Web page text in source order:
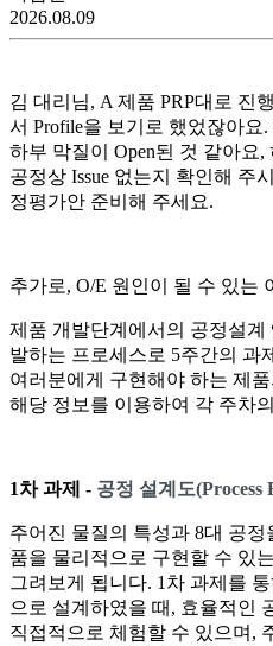
2026.08.09
김 대리님, A 제품 PRP대로 진
서 Profile을 보기로 했었잖아요.
하부 막질이 Open된 것 같아요
공정상 Issue 없는지 확인해 주
정평가안 준비해 주세요.
추가로, O/E 원인이 될 수 있는
제품 개발단계에서의 공정설계
발하는 프로세스로 5주간의 과
여러분에게 구현해야 하는 제
해당 정보를 이용하여 각 주차
1차 과제 - 공정 설계도(Process
주어진 물질의 특성과 8대 공정
품을 물리적으로 구현할 수 있
그려보게 됩니다. 1차 과제를
으로 설계하였을 때, 효율적인
직접적으로 체험할 수 있으며,